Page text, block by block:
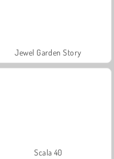
Jewel Garden Story
Scala 40